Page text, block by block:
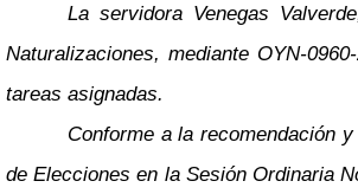
La servidora Venegas
Naturalizaciones, mediante OYN-
tareas asignadas.
Conforme a la recomendación
de Elecciones en la Sesión Ordinaria